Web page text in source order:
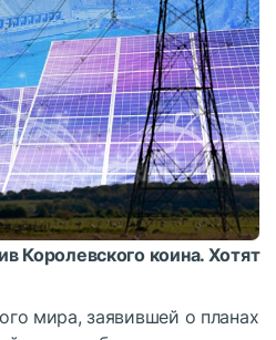
Королевского коина. Хотят
мира, заявившей о планах